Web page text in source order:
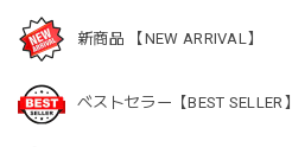
新商品 【NEW ARRIVAL】
ベストセラー【BEST SELLER】